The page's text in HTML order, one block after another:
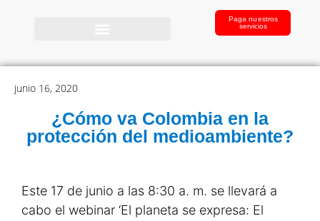
Paga nuestros
servicios
junio 16, 2020
¿Cómo va Colombia en la
protección del medioambiente?
Este 17 de junio a las 8:30 a. m. se llevará a
cabo el webinar ‘El planeta se expresa: El